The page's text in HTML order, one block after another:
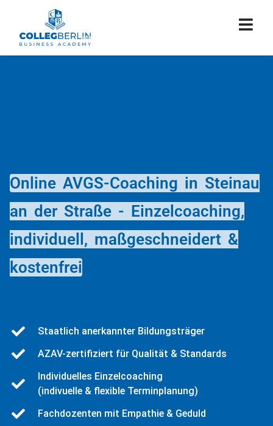
Online AVGS-Coaching in Steinau
an der Straße - Einzelcoaching,
individuell, maßgeschneidert &
kostenfrei
Staatlich anerkannter Bildungsträger
AZAV-zertifiziert für Qualität & Standards
Individuelles Einzelcoaching
(indivuelle & flexible Terminplanung)
Fachdozenten mit Empathie & Geduld